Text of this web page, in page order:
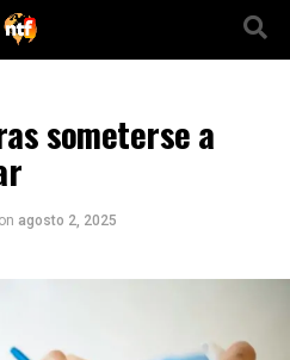
someterse a
on agosto 2, 2025